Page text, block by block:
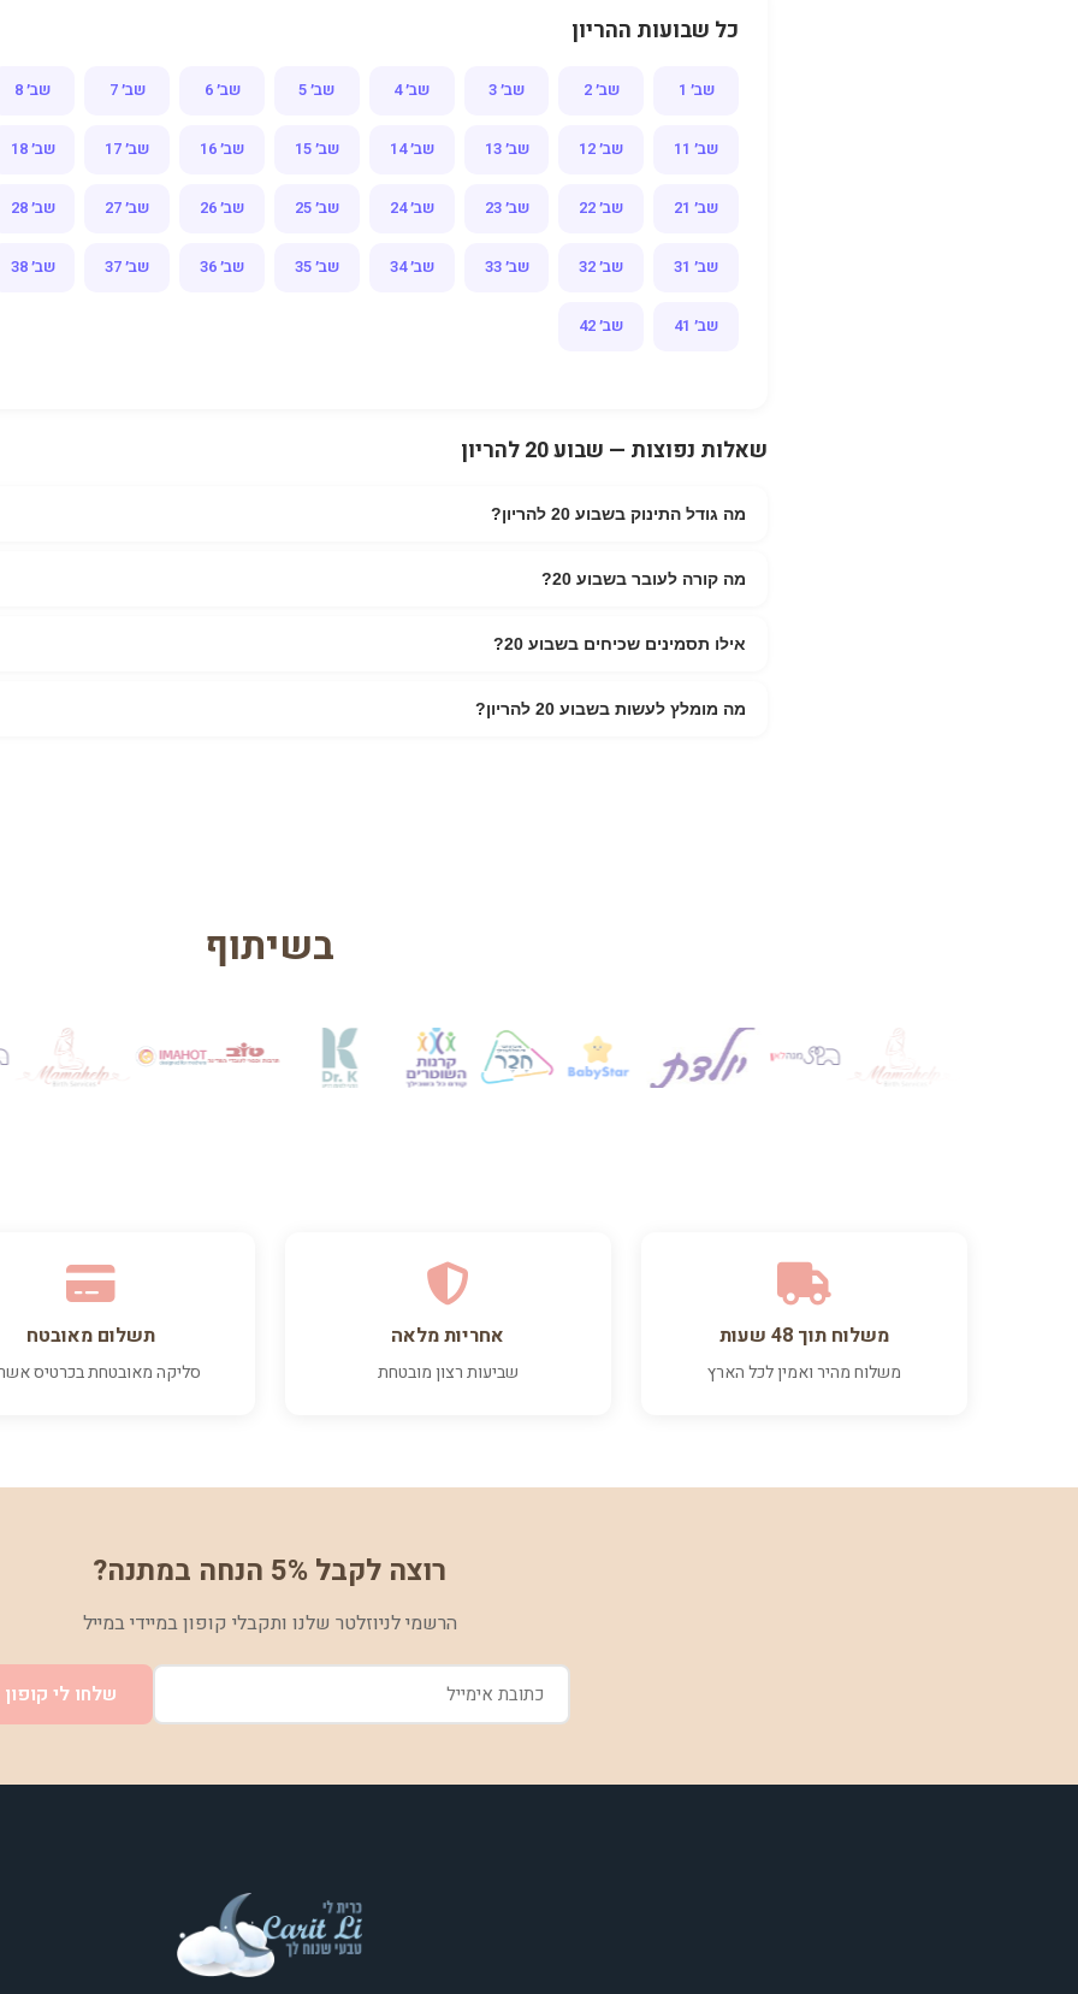
כל שבועות ההריון
שב׳ 1 שב׳ 2 שב׳ 3 שב׳ 4 שב׳ 5 שב׳ 6 שב׳ 7 שב׳ 8
שב׳ 11 שב׳ 12 שב׳ 13 שב׳ 14 שב׳ 15 שב׳ 16 שב׳ 17 שב׳ 18
שב׳ 21 שב׳ 22 שב׳ 23 שב׳ 24 שב׳ 25 שב׳ 26 שב׳ 27 שב׳ 28
שב׳ 31 שב׳ 32 שב׳ 33 שב׳ 34 שב׳ 35 שב׳ 36 שב׳ 37 שב׳ 38
שב׳ 41 שב׳ 42
שאלות נפוצות — שבוע 20 להריון
מה גודל התינוק בשבוע 20 להריון?
מה קורה לעובר בשבוע 20?
להתפתח
אילו תסמינים שכיחים בשבוע 20?
מה מומלץ לעשות בשבוע 20 להריון?
בשיתוף
משלוח תוך 48 שעות
משלוח מהיר ואמין לכל הארץ
אחריות מלאה
שביעות רצון מובטחת
תשלום מאובטח
סליקה מאובטחת בכרטיס
רוצה לקבל 5% הנחה במתנה?
הרשמי לניוזלטר שלנו ותקבלי קופון במיידי במייל
שלחו לי קופון